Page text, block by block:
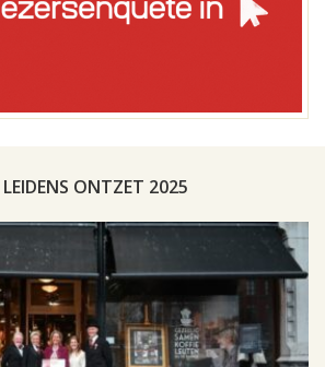
LEIDENS ONTZET 2025